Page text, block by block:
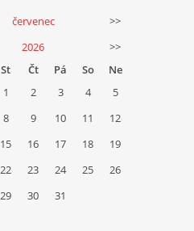
červenec
>>
2026
>>
St Čt Pá So
Ne
1
2 3 4
5
8 9 10 11
12
15 16 17 18
19
22 23 24 25
26
29 30 31